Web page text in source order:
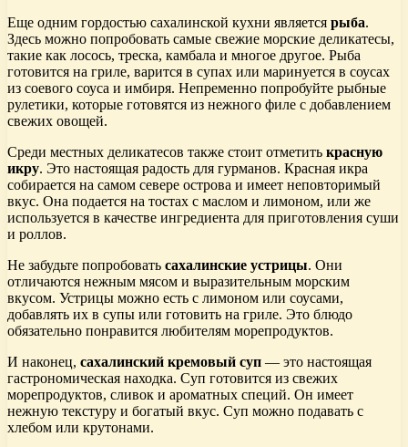
Еще одним гордостью сахалинской кухни является рыба.
Здесь можно попробовать самые свежие морские деликатесы,
такие как лосось, треска, камбала и многое другое. Рыба
готовится на гриле, варится в супах или маринуется в соусах
из соевого соуса и имбиря. Непременно попробуйте рыбные
рулетики, которые готовятся из нежного филе с добавлением
свежих овощей.
Среди местных деликатесов также стоит отметить красную
икру. Это настоящая радость для гурманов. Красная икра
собирается на самом севере острова и имеет неповторимый
вкус. Она подается на тостах с маслом и лимоном, или же
используется в качестве ингредиента для приготовления суши
и роллов.
Не забудьте попробовать сахалинские устрицы. Они
отличаются нежным мясом и выразительным морским
вкусом. Устрицы можно есть с лимоном или соусами,
добавлять их в супы или готовить на гриле. Это блюдо
обязательно понравится любителям морепродуктов.
И наконец, сахалинский кремовый суп — это настоящая
гастрономическая находка. Суп готовится из свежих
морепродуктов, сливок и ароматных специй. Он имеет
нежную текстуру и богатый вкус. Суп можно подавать с
хлебом или крутонами.